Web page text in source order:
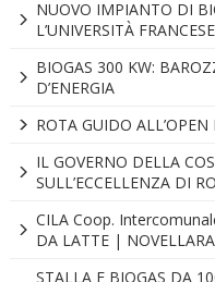
NUOVO IMPIANTO DI
L’UNIVERSITÀ
BIOGAS 300 KW:
D’ENERGIA
ROTA GUIDO
IL GOVERNO DELLA
SULL’ECCELLENZA DI
CILA Coop.
DA LATTE |
STALLA E BIOGAS DA